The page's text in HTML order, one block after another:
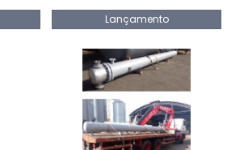
Lançamento